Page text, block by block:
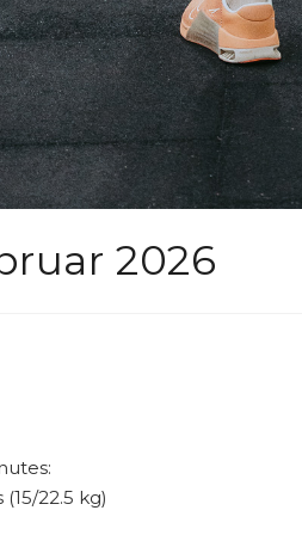
2026
22.5 kg)